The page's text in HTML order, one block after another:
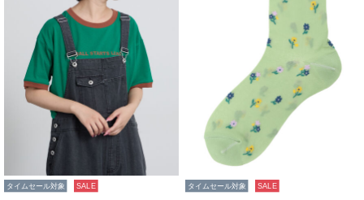
タイムセール対象 SALE タイムセール対象 SALE